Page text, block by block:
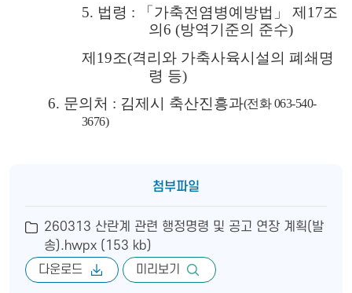
5. 법령 : 「가축전염병예방법 」 제17조
의 6 (방역기준의 준수)
제19조(격리와 가축사육시설의 폐쇄명
령 등)
6. 문의처 : 김제시 축산진흥과(전화063-540-
3676)
첨부파일
260313 산란계 관련 행정명령 및 공고 연장 계획(발
송).hwpx (153 kb)
다운로드
미리보기